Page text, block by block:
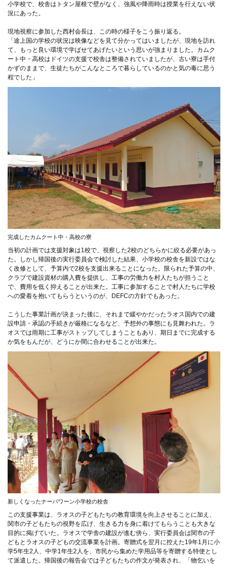
小学校で、校舎はトタン屋根で壁がなく、強風や降雨時は授業を行えない状
況にあった。
現地視察に参加した西村会長は、この時の様子をこう振り返る。
「途上国の学校の状況は映像などを見て分かってはいましたが、現地を訪れ
て、もっと良い環境で学ばせてあげたいという思いが強まりました。カムク
ート中・高校はドイツの支援で校舎は整備されていましたが、古い寮は手付
かずのままで、生徒たちがこんなところで暮らしているのかと気の毒に思う
程でした」
完成したカムクート中・高校の寮
当初の計画では支援対象は1校で、視察した2校のどちらかに絞る必要があっ
た。しかし帰国後の実行委員会で検討した結果、小学校の校舎を新設ではな
く改修として、予算内で2校を支援出来ることになった。限られた予算の中、
クラブで建設資材の購入費を提供し、工事の労働力を村人たちが担うこと
で、費用を低く抑えることが出来た。工事に参加することで村人たちに学校
への愛着を抱いてもらうというのが、DEFCの方針でもあった。
こうした事業計画が決まった後に、それまで緩やかだったラオス国内での建
設申請・承認の手続きが厳格になるなど、予想外の事態にも見舞われた。ラ
オスでは雨期に工事がストップしてしまうこともあり、期日までに完成する
か気をもんだが、どうにか間に合わせることが出来た。
新しくなったナーパワーン小学校の校舎
この支援事業は、ラオスの子どもたちの教育環境を向上させることに加え、
関市の子どもたちの視野を広げ、生きる力を身に着けてもらうことも大きな
目的に掲げていた。ラオスで学舎の建設が進む傍ら、実行委員会は関市の子
どもとラオスの子どもの交流事業を計画。寄贈式を翌月に控えた19年1月に小
学5年生2人、中学1年生2人を、市民から集めた学用品等を寄贈する特使とし
て派遣した。帰国後の報告会では子どもたちの作文が発表され、「物乞いを